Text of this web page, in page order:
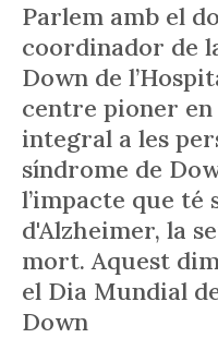
Parlem amb el
coordinador de
Down de
centre pioner
integral a les
síndrome de
l’impacte que té
d'Alzheimer, la
mort. Aquest
el Dia Mundial
Down